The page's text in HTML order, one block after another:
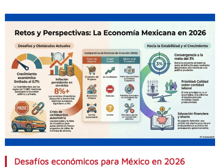
Desafíos económicos para México en 2026